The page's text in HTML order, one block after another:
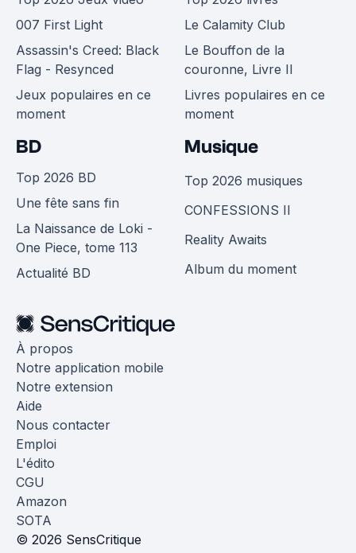
007 First Light
Assassin's Creed: Black
Flag - Resynced
Jeux populaires en ce
moment
Le Calamity Club
Le Bouffon de la
couronne, Livre II
Livres populaires en ce
moment
BD
Top 2026 BD
Une fête sans fin
La Naissance de Loki -
One Piece, tome 113
Actualité BD
Musique
Top 2026 musiques
CONFESSIONS II
Reality Awaits
Album du moment
À propos
Notre application mobile
Notre extension
Aide
Nous contacter
Emploi
L'édito
CGU
Amazon
SOTA
© 2026 SensCritique